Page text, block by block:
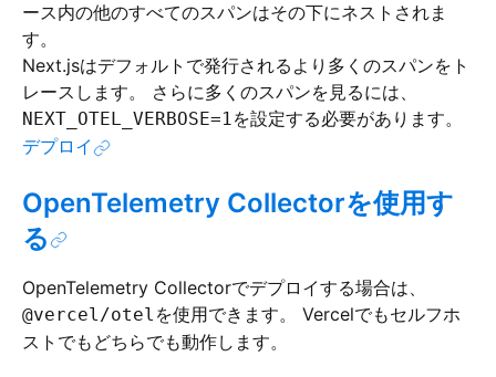
ース内の他のすべてのスパンはその下にネストされま
す。
Next.jsはデフォルトで発行されるより多くのスパンをト
レースします。 さらに多くのスパンを見るには、
NEXT_OTEL_VERBOSE=1を設定する必要があります。
デプロイ
OpenTelemetry Collectorを使用す
る
OpenTelemetry Collectorでデプロイする場合は、
@vercel/otel を使用できます。 Vercelでもセルフホ
ストでもどちらでも動作します。